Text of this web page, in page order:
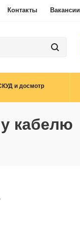
Контакты Вакансии
и досмотр
кабелю